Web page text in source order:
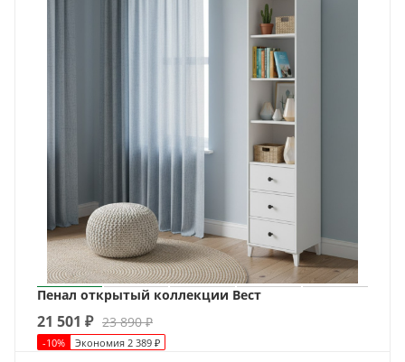
Пенал открытый коллекции Вест
21 501 ₽ 23 890₽
-10% Экономия 2 389 ₽